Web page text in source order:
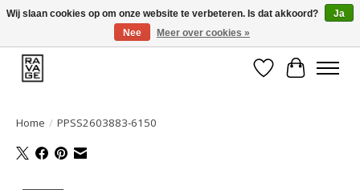
EEN GROOT ASSORTIMENT VAN TOP MERKEN!
Verlanglijst
Home / PPSS2603883-6150
Wij slaan cookies op om onze website te verbeteren. Is dat akkoord?
Ja
Nee
Meer over cookies »